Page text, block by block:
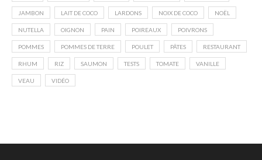
JAMBON LAIT DE COCO LARDONS NOIX DE COCO NOËL
NUTELLA OIGNON PAIN POIREAUX POIVRONS
POMMES POMMES DE TERRE POULET PÂTES RESTAURANT
RHUM RIZ SAUMON TESTS TOMATE VANILLE
VEAU VIDÉO